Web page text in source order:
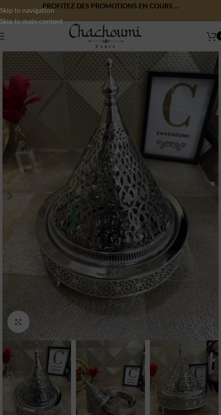
Skip to navigation
Skip to main content
PROFITEZ DES PROMOTIONS EN COURS ...
Click to enlarge